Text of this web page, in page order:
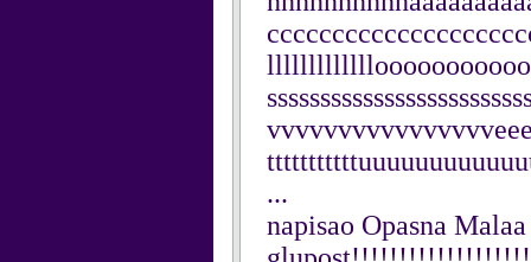
...
napisao Opasna